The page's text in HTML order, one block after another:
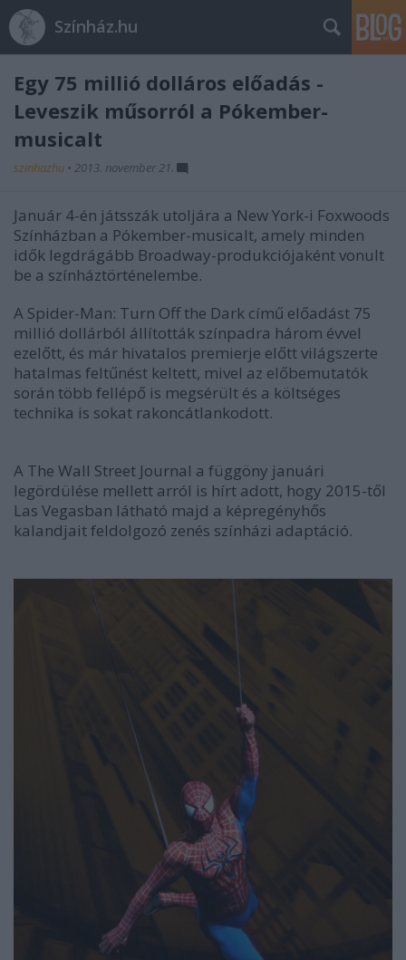
Színház.hu
Egy 75 millió dolláros előadás -
Leveszik műsorról a Pókember-
musicalt
szinhazhu • 2013. november 21.
Január 4-én játsszák utoljára a New York-i Foxwoods
Színházban a Pókember-musicalt, amely minden
idők legdrágább Broadway-produkciójaként vonult
be a színháztörténelembe.
A Spider-Man: Turn Off the Dark című előadást 75
millió dollárból állították színpadra három évvel
ezelőtt, és már hivatalos premierje előtt világszerte
hatalmas feltűnést keltett, mivel az előbemutatók
során több fellépő is megsérült és a költséges
technika is sokat rakoncátlankodott.
A The Wall Street Journal a függöny januári
legördülése mellett arról is hírt adott, hogy 2015-től
Las Vegasban látható majd a képregényhős
kalandjait feldolgozó zenés színházi adaptáció.